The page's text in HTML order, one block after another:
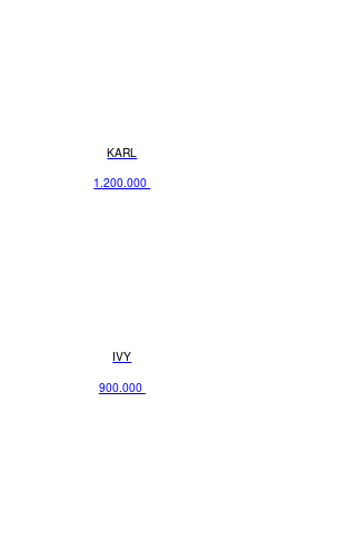
KARL
1.200.000
IVY
900.000